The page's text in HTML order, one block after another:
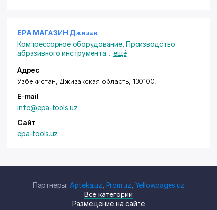
EPA МАГАЗИН Джизак
Компрессорное оборудование, Производство
абразивного инструмента... ещё
Адрес
Узбекистан, Джизакская область, 130100,
E-mail
info@epa-tools.uz
Сайт
epa-tools.uz
Партнеры: Apteka.uz Prom.uz ,Yellowpages.uz
Все категории
Размещение на сайте